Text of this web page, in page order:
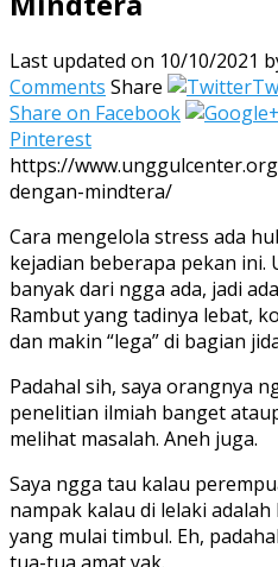
Last updated on 10/10/2021
Comments Share
Share on Facebook
Pinterest
https://
dengan-mindtera/
Cara mengelola stress ada
kejadian beberapa pekan ini.
banyak dari ngga ada, jadi
Rambut yang tadinya lebat,
dan makin “lega” di bagian
Padahal sih, saya orangnya
penelitian ilmiah banget
melihat masalah. Aneh juga.
Saya ngga tau kalau
nampak kalau di lelaki
yang mulai timbul. Eh,